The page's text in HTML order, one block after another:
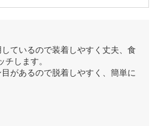
ているので装着しやすく丈夫、食
します。
があるので脱着しやすく、簡単に